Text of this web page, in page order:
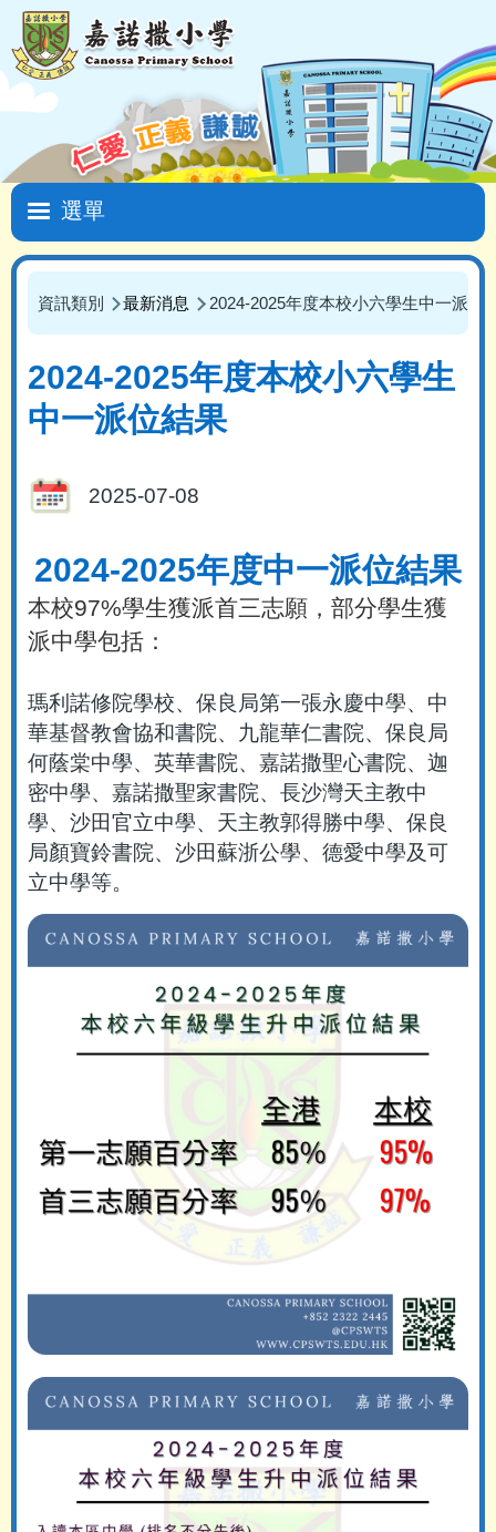
移至主內容
Main
navigation
導
連
結
資訊類別 最新消息 2024-2025年度本校小六學生中一派位
2024-2025年度本校小六學生
中一派位結果
2025-07-08
2024-2025年度中一派位結果
本校97%學生獲派首三志願，部分學生獲
派中學包括：
瑪利諾修院學校、保良局第一張永慶中學、中
華基督教會協和書院、九龍華仁書院、保良局
何蔭棠中學、英華書院、嘉諾撒聖心書院、迦
密中學、嘉諾撒聖家書院、長沙灣天主教中
學、沙田官立中學、天主教郭得勝中學、保良
局顏寶鈴書院、沙田蘇浙公學、德愛中學及可
立中學等。